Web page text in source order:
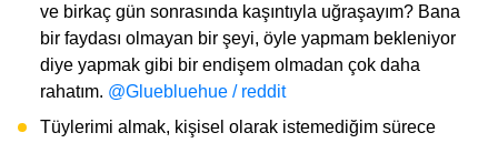
ve birkaç gün sonrasında kaşıntıyla uğraşayım? Bana
bir faydası olmayan bir şeyi, öyle yapmam bekleniyor
diye yapmak gibi bir endişem olmadan çok daha
rahatım. @Gluebluehue / reddit
Tüylerimi almak, kişisel olarak istemediğim sürece